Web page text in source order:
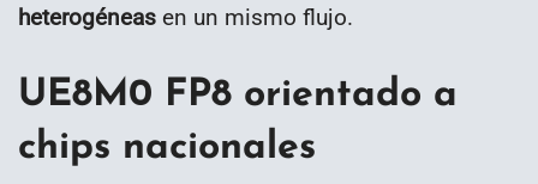
heterogéneas en un mismo flujo.
UE8M0 FP8 orientado a
chips nacionales